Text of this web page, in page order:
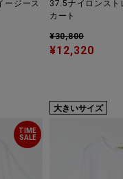
ージース
37.5ナイロンスト
カート
¥30,800
¥12,320
TIME
SALE
大きいサイズ